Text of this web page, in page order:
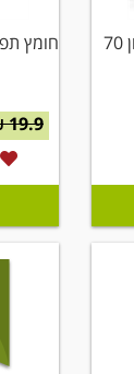
קינמון ציילון אורגני טחון 70
19.9 ₪